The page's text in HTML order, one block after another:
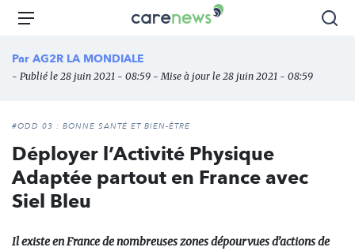
Aller
principal
Carenews,
média
des
l'engagement
Menu
Par AG2R LA MONDIALE
- Publié le 28 juin 2021 - 08:59 - Mise à jour le 28 juin 2021 - 08:59
#ODD 03 : BONNE SANTÉ ET BIEN-ÊTRE
Déployer l’Activité Physique
Adaptée partout en France avec
Siel Bleu
Il existe en France de nombreuses zones dépourvues d’actions de